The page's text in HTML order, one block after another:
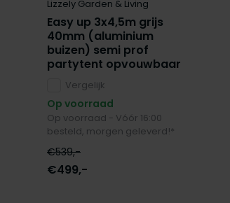
Lizzely Garden & Living
Easy up 3x4,5m grijs
40mm (aluminium
buizen) semi prof
partytent opvouwbaar
Vergelijk
Op voorraad
Op voorraad - Vóór 16:00
besteld, morgen geleverd!*
€539,-
€499,-